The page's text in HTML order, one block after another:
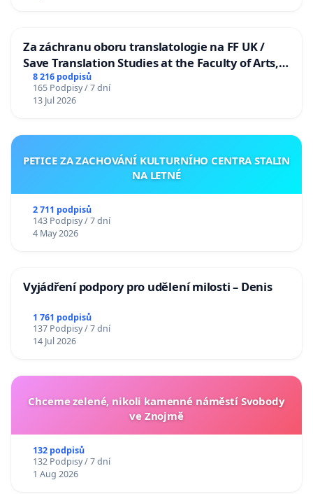
Za záchranu oboru translatologie na FF UK /
Save Translation Studies at the Faculty of Arts,
Charles University
8 216 podpisů
165 Podpisy / 7 dní
13 Jul 2026
PETICE ZA ZACHOVÁNÍ KULTURNÍHO CENTRA STALIN
NA LETNÉ
2 711 podpisů
143 Podpisy / 7 dní
4 May 2026
Vyjádření podpory pro udělení milosti – Denis
1 761 podpisů
137 Podpisy / 7 dní
14 Jul 2026
Chceme zelené, nikoli kamenné náměstí Svobody
ve Znojmě
132 podpisů
132 Podpisy / 7 dní
1 Aug 2026